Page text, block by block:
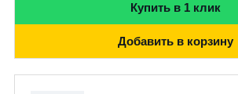
Купить в 1 клик
Добавить в корзину